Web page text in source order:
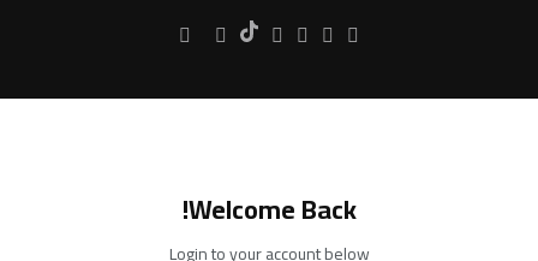
Welcome Back!
Login to your account below